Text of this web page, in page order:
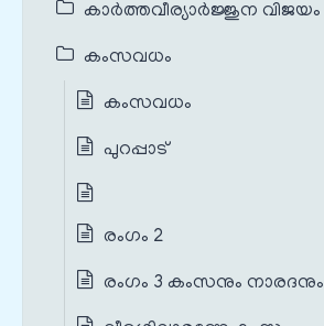
കാർത്തവീര്യാർജ്ജുന വിജയം
കംസവധം
കംസവധം
പുറപ്പാട്
രംഗം 2
രംഗം 3 കംസനും നാരദനും